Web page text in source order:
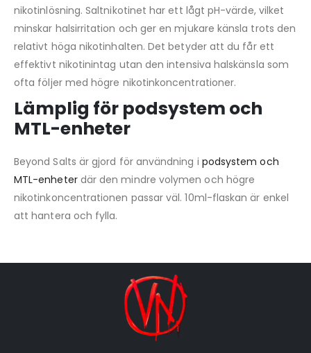
nikotinlösning. Saltnikotinet har ett lågt pH-värde, vilket
minskar halsirritation och ger en mjukare känsla trots den
relativt höga nikotinhalten. Det betyder att du får ett
effektivt nikotinintag utan den intensiva halskänsla som
ofta följer med högre nikotinkoncentrationer.
Lämplig för podsystem och
MTL-enheter
Beyond Salts är gjord för användning i podsystem och
MTL-enheterdär den mindre volymen och högre
nikotinkoncentrationen passar väl. 10ml-flaskan är enkel
att hantera och fylla.